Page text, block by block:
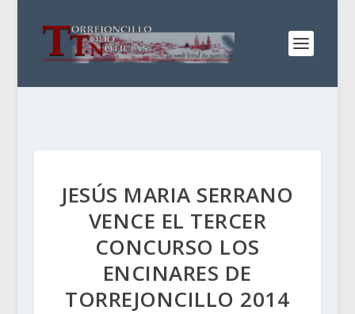
JESÚS MARIA SERRANO
VENCE EL TERCER
CONCURSO LOS
ENCINARES DE
TORREJONCILLO 2014